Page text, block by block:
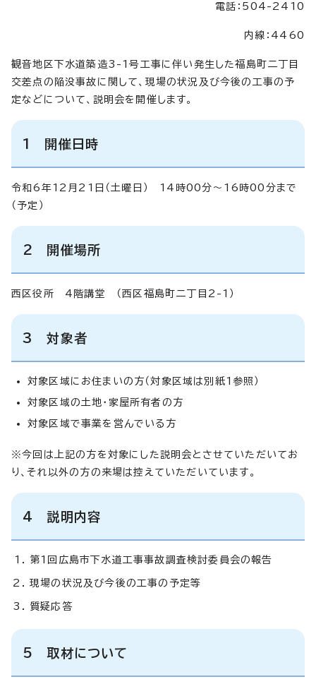
電話：504-2410
内線：4460
観音地区下水道築造3-1号工事に伴い発生した福島町二丁目
交差点の陥没事故に関して、現場の状況及び今後の工事の予
定などについて、説明会を開催します。
1 開催日時
令和6年12月21日（土曜日） 14時00分～16時00分まで
（予定）
2 開催場所
西区役所 4階講堂 （西区福島町二丁目2-1）
3 対象者
対象区域にお住まいの方（対象区域は別紙1参照）
対象区域の土地・家屋所有者の方
対象区域で事業を営んでいる方
※今回は上記の方を対象にした説明会とさせていただいてお
り、それ以外の方の来場は控えていただいています。
4 説明内容
第1回広島市下水道工事事故調査検討委員会の報告
現場の状況及び今後の工事の予定等
質疑応答
5 取材について